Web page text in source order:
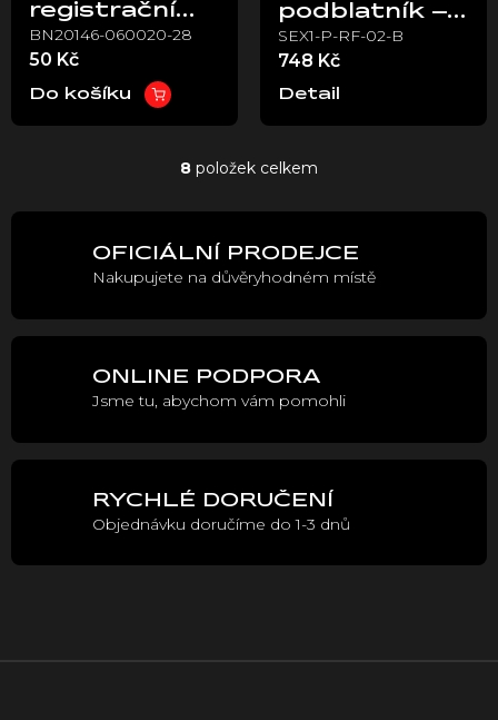
registrační
značky Stark
BN20146-060020-28
50 Kč
Do košíku
podblatník –
Stark Varg
EX
SEX1-P-RF-02-B
748 Kč
Detail
O
d
a
í
r
v
k
p
8 položek celkem
OFICIÁLNÍ PRODEJCE
Nakupujete na důvěryhodném místě
ONLINE PODPORA
Jsme tu, abychom vám pomohli
RYCHLÉ DORUČENÍ
Objednávku doručíme do 1-3 dnů